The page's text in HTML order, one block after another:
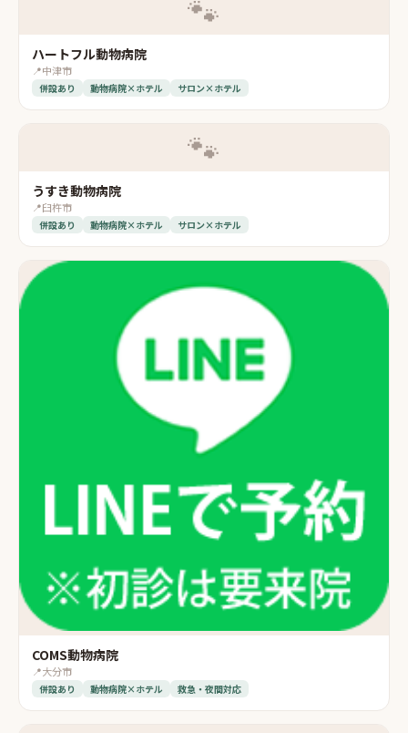
🐾
ハートフル動物病院
📍中津市
併設あり 動物病院×ホテル サロン×ホテル
🐾
うすき動物病院
📍臼杵市
併設あり 動物病院×ホテル サロン×ホテル
COMS動物病院
📍大分市
併設あり 動物病院×ホテル 救急・夜間対応